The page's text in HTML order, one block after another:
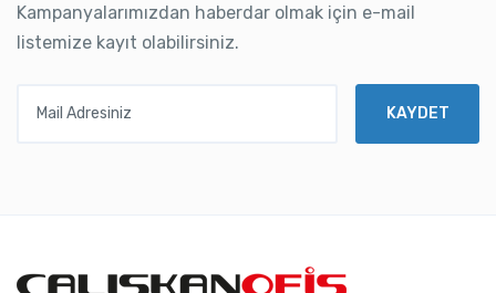
Kampanyalarımızdan haberdar olmak için e-mail
listemize kayıt olabilirsiniz.
KAYDET